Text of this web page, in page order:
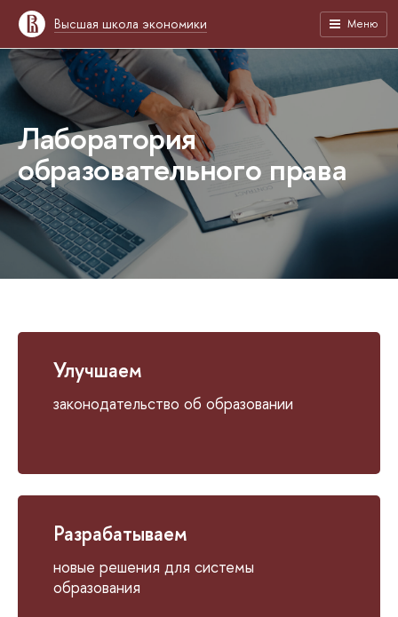
Высшая школа экономики Меню
Лаборатория
образовательного права
Улучшаем
законодательство об образовании
Разрабатываем
новые решения для системы
образования